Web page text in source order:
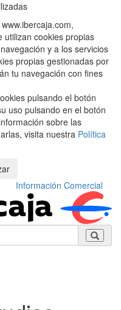
utilizan cookies propias
y a los servicios
propias gestionadas por
tu navegación con fines
pulsando el botón
uso pulsando en el botón
sobre las
visita nuestra Política
Información Comercial